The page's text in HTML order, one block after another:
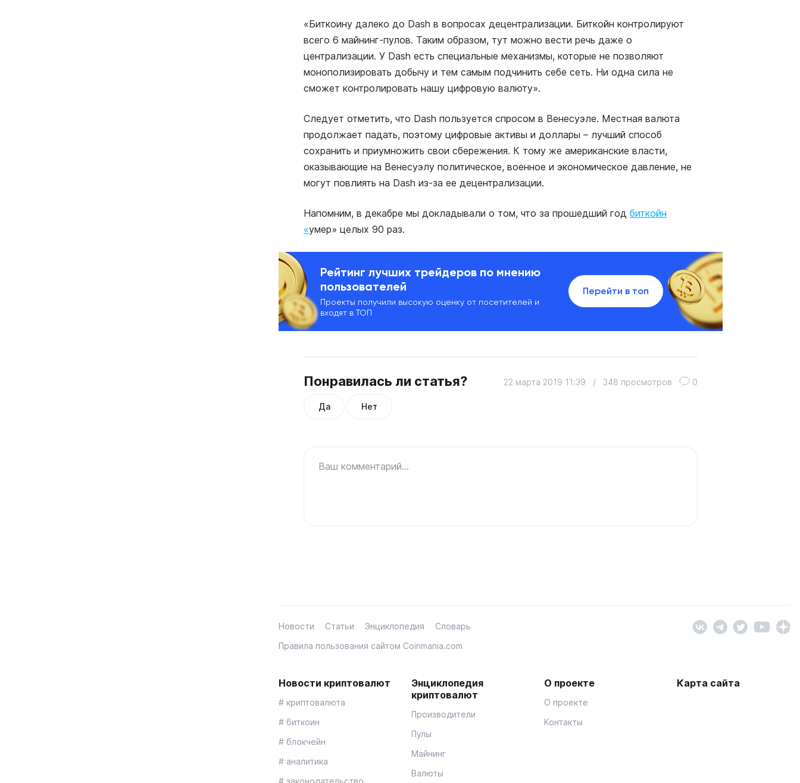
«Биткоину далеко до Dash в вопросах децентрализации. Биткойн контролируют
всего 6 майнинг-пулов. Таким образом, тут можно вести речь даже о
централизации. У Dash есть специальные механизмы, которые не позволяют
монополизировать добычу и тем самым подчинить себе сеть. Ни одна сила не
сможет контролировать нашу цифровую валюту».
Следует отметить, что Dash пользуется спросом в Венесуэле. Местная валюта
продолжает падать, поэтому цифровые активы и доллары – лучший способ
сохранить и приумножить свои сбережения. К тому же американские власти,
оказывающие на Венесуэлу политическое, военное и экономическое давление, не
могут повлиять на Dash из-за ее децентрализации.
Напомним, в декабре мы докладывали о том, что за прошедший год биткойн
«умер» целых 90 раз.
Рейтинг лучших трейдеров по мнению
пользователей
Проекты получили высокую оценку от посетителей и
входят в ТОП
Перейти в топ
Понравилась ли статья?
Да Нет
22 марта 2019 11:39 / 348 просмотров 0
Ваш комментарий...
Новости Статьи Энциклопедия
Словарь
Правила пользования сайтом Coinmania.com
Новости криптовалют
# криптовалюта
# биткоин
# блокчейн
# аналитика
# законодательство
Энциклопедия
криптовалют
Производители
Пулы
Майнинг
Валюты
О проекте
О проекте
Контакты
Карта сайта